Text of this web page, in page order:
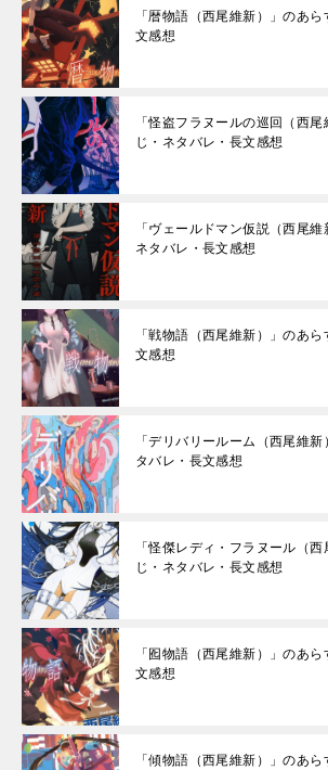
「暦物語（西尾維新）」のあ
文感想
「怪盗フラヌールの巡回（西
じ・ネタバレ・長文感想
「ヴェールドマン仮説（西尾維
ネタバレ・長文感想
「戦物語（西尾維新）」のあ
文感想
「デリバリールーム（西尾維
タバレ・長文感想
「怪傑レディ・フラヌール（
じ・ネタバレ・長文感想
「囮物語（西尾維新）」のあ
文感想
「傾物語（西尾維新）」のあ